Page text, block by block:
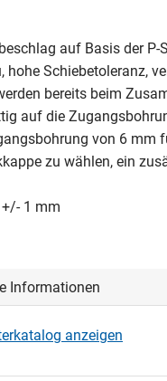
auf Basis der P-
hohe Schiebetoleranz,
bereits beim
auf die
von 6 mm
zu wählen, ein
1 mm
Informationen
anzeigen